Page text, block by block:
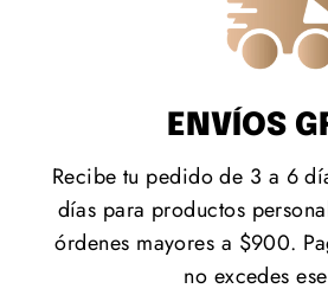
ENVÍOS
Recibe tu pedido de 3 a 6
días para productos
órdenes mayores a $900.
no excedes